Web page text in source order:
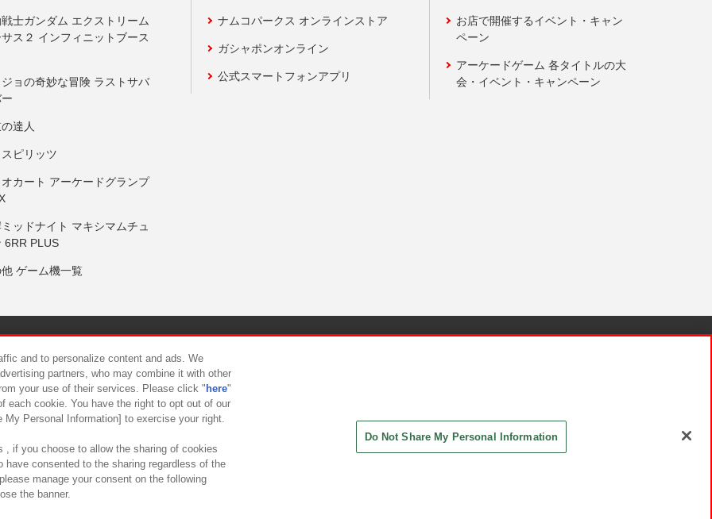
士ガンダム エクストリーム
ス２ インフィニットブース
ョの奇妙な冒険 ラストサバ
達人
ピリッツ
カート アーケードグランプ
ッドナイト マキシマムチュ
6RR PLUS
ゲーム機一覧
ナムコパークス オンラインストア
ガシャポンオンライン
公式スマートフォンアプリ
お店で開催するイベント・キャン
ペーン
アーケードゲーム 各タイトルの大
会・イベント・キャンペーン
について カスタマーハラスメント対応方針
and to personalize content and ads. We
partners, who may combine it with other
your use of their services. Please click " here"
each cookie. You have the right to opt out of our
Personal Information] to exercise your right.
, if you choose to allow the sharing of cookies
have consented to the sharing regardless of the
manage your consent on the following
the banner.
Do Not Share My Personal Information